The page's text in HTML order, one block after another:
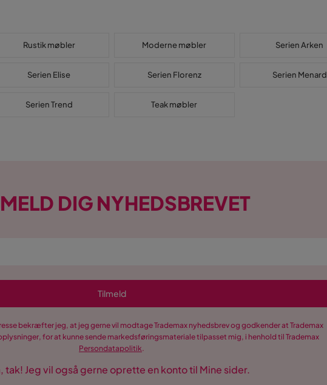
Rustik møbler Moderne møbler Serien Arken
Serien Elise Serien Florenz Serien Menard
Serien Trend Teak møbler
DIG NYHEDSBREVET
Tilmeld
bekræfter jeg, at jeg gerne vil modtage Trademax nyhedsbrev og godkender at Trademax
for at kunne sende markedsføringsmateriale tilpasset mig, i henhold til Trademax
Persondatapolitik.
tak! Jeg vil også gerne oprette en konto til Mine sider.